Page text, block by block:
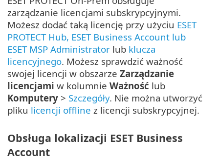
zarządzanie licencjami subskrypcyjnymi.
Możesz dodać taką licencję przy użyciu ESET
PROTECT Hub, ESET Business Account lub
ESET MSP Administrator lub klucza
licencyjnego. Możesz sprawdzić ważność
swojej licencji w obszarze Zarządzanie
licencjami w kolumnie Ważność lub
Komputery > Szczegóły. Nie można utworzyć
pliku licencji offline z licencji subskrypcyjnej.
Obsługa lokalizacji ESET Business
Account